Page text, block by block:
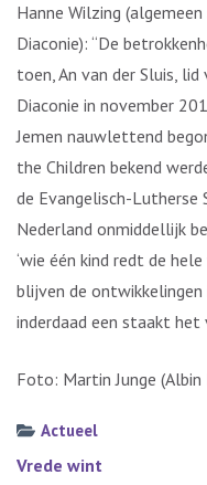
Hanne Wilzing
Diaconie): “De
toen, An van der Sluis,
Diaconie in november
Jemen nauwlettend
the Children bekend
de Evangelisch-Lutherse
Nederland onmiddellijk
‘wie één kind redt de
blijven de ontwikkelingen
inderdaad een staakt het
Foto: Martin Junge
Actueel
Bericht
Vrede wint